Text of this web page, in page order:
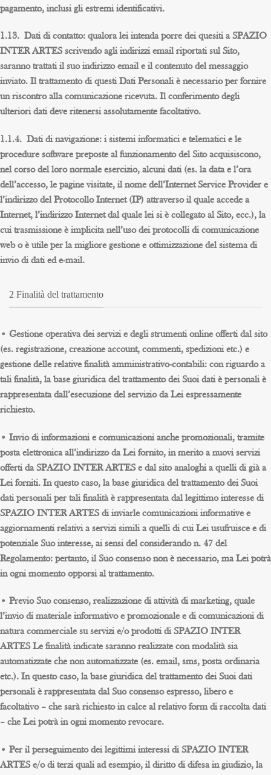
pagamento, inclusi gli estremi identificativi.
1.13. Dati di contatto: qualora lei intenda porre dei quesiti a SPAZIO
INTER ARTES scrivendo agli indirizzi email riportati sul Sito,
saranno trattati il suo indirizzo email e il contenuto del messaggio
inviato. Il trattamento di questi Dati Personali è necessario per fornire
un riscontro alla comunicazione ricevuta. Il conferimento degli
ulteriori dati deve ritenersi assolutamente facoltativo.
1.1.4. Dati di navigazione: i sistemi informatici e telematici e le
procedure software preposte al funzionamento del Sito acquisiscono,
nel corso del loro normale esercizio, alcuni dati (es. la data e l’ora
dell’accesso, le pagine visitate, il nome dell’Internet Service Provider e
l’indirizzo del Protocollo Internet (IP) attraverso il quale accede a
Internet, l’indirizzo Internet dal quale lei si è collegato al Sito, ecc.), la
cui trasmissione è implicita nell’uso dei protocolli di comunicazione
web o è utile per la migliore gestione e ottimizzazione del sistema di
invio di dati ed e-mail.
2 Finalità del trattamento
• Gestione operativa dei servizi e degli strumenti online offerti dal sito
(es. registrazione, creazione account, commenti, spedizioni etc.) e
gestione delle relative finalità amministrativo-contabili: con riguardo a
tali finalità, la base giuridica del trattamento dei Suoi dati è personali è
rappresentata dall’esecuzione del servizio da Lei espressamente
richiesto.
• Invio di informazioni e comunicazioni anche promozionali, tramite
posta elettronica all’indirizzo da Lei fornito, in merito a nuovi servizi
offerti da SPAZIO INTER ARTES e dal sito analoghi a quelli di già a
Lei forniti. In questo caso, la base giuridica del trattamento dei Suoi
dati personali per tali finalità è rappresentata dal legittimo interesse di
SPAZIO INTER ARTES di inviarle comunicazioni informative e
aggiornamenti relativi a servizi simili a quelli di cui Lei usufruisce e di
potenziale Suo interesse, ai sensi del considerando n. 47 del
Regolamento: pertanto, il Suo consenso non è necessario, ma Lei potrà
in ogni momento opporsi al trattamento.
• Previo Suo consenso, realizzazione di attività di marketing, quale
l’invio di materiale informativo e promozionale e di comunicazioni di
natura commerciale su servizi e/o prodotti di SPAZIO INTER
ARTES Le finalità indicate saranno realizzate con modalità sia
automatizzate che non automatizzate (es. email, sms, posta ordinaria
etc.). In questo caso, la base giuridica del trattamento dei Suoi dati
personali è rappresentata dal Suo consenso espresso, libero e
facoltativo – che sarà richiesto in calce al relativo form di raccolta dati
– che Lei potrà in ogni momento revocare.
• Per il perseguimento dei legittimi interessi di SPAZIO INTER
ARTES e/o di terzi quali ad esempio, il diritto di difesa in giudizio, la